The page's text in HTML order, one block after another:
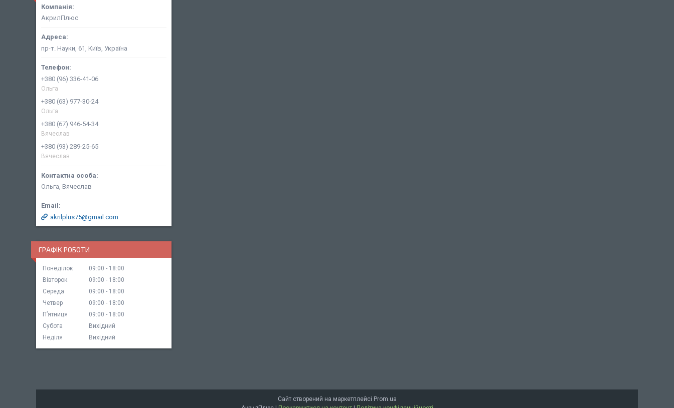
АкрилПлюс
пр-т. Науки, 61, Київ, Україна
+380 (96) 336-41-06
Ольга
+380 (63) 977-30-24
Ольга
+380 (67) 946-54-34
Вячеслав
+380 (93) 289-25-65
Вячеслав
Ольга, Вячеслав
akrilplus75@gmail.com
ГРАФІК РОБОТИ
Понеділок 09:00
18:00
Вівторок
09:00
18:00
Середа
09:00
18:00
Четвер
09:00
18:00
Пʼятниця
09:00
18:00
Субота
Вихідний
Неділя
Вихідний
Сайт створений на маркетплейсі Prom.ua